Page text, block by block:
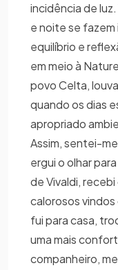
incidência de
e noite se
equilíbrio e
em meio à
povo Celta,
quando os dias
apropriado
Assim, sentei-
ergui o olhar
de Vivaldi,
calorosos vindos
fui para casa,
uma mais
companheiro,